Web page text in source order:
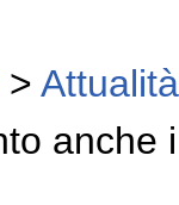
> Attualità
anche